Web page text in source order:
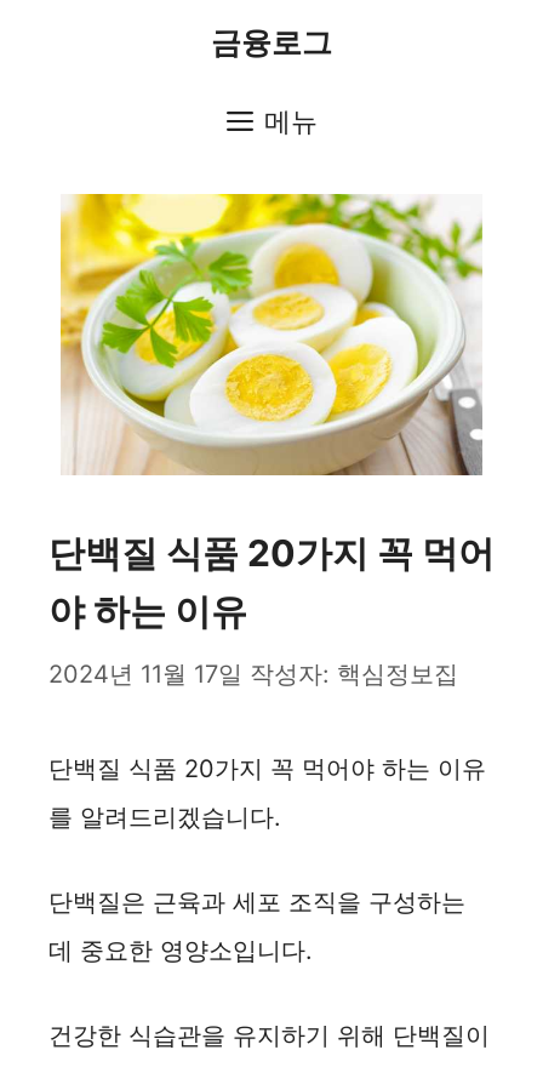
금융로그
메뉴
단백질 식품 20가지 꼭 먹어
야 하는 이유
2024년 11월 17일 작성자: 핵심정보집
단백질 식품 20가지 꼭 먹어야 하는 이유
를 알려드리겠습니다.
단백질은 근육과 세포 조직을 구성하는
데 중요한 영양소입니다.
건강한 식습관을 유지하기 위해 단백질이